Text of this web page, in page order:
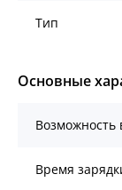
Тип
Основные
Возможность
Время